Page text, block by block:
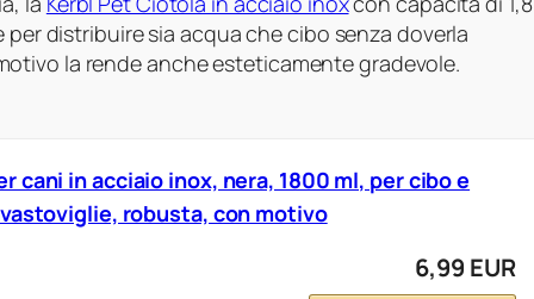
distribuire sia acqua che cibo senza doverla
la rende anche esteticamente gradevole.
cani in acciaio inox, nera, 1800 ml, per cibo e
robusta, con motivo
6,99 EUR